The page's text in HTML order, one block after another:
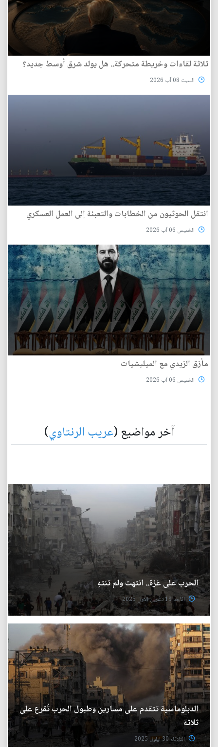
ثلاثة لقاءات وخريطة متحركة.. هل يولد شرق أوسط جديد؟
السبت 08 آب 2026
انتقل الحوثيون من الخطابات والتعبئة إلى العمل العسكري
الخميس 06 آب 2026
مأزق الزيدي مع الميليشيات
الخميس 06 آب 2026
آخر مواضيع (عريب الرنتاوي)
الحرب على غزة.. انتهت ولم تنتهِ
الأحد 19 تشرين الاول 2025
الدبلوماسية تتقدم على مسارين وطبول الحرب تُقرع على
ثلاثة
الثلاثاء 30 ايلول 2025